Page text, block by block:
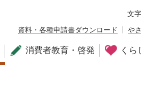
文
資料・各種申請書ダウンロード
や
消費者教育・啓発 くら